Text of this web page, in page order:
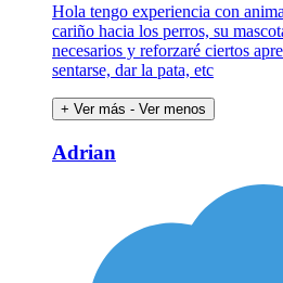
Hola tengo experiencia con
cariño hacia los perros, su
necesarios y reforzaré ciertos
sentarse, dar la pata, etc
+ Ver más - Ver menos
Adrian